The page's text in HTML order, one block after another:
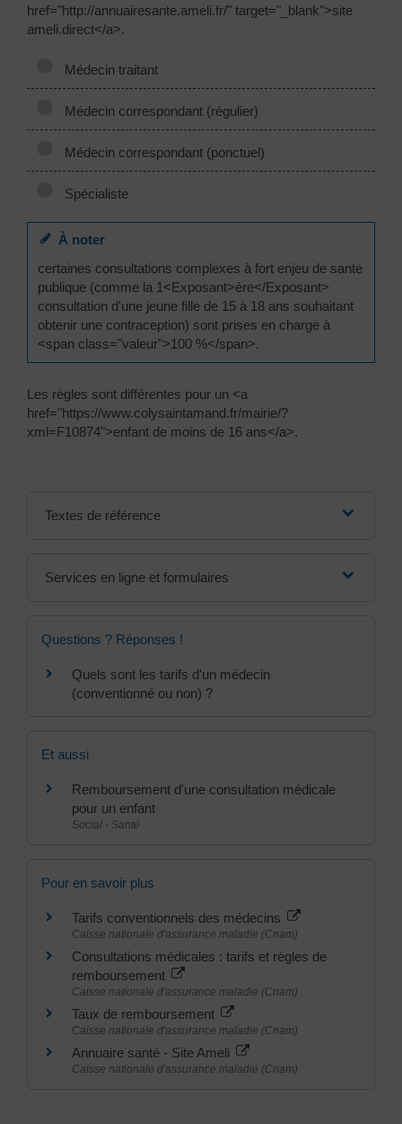
href="http://annuairesante.ameli.fr/" target="_blank">site
ameli.direct</a>.
Médecin traitant
Médecin correspondant (régulier)
Médecin correspondant (ponctuel)
Spécialiste
À noter
certaines consultations complexes à fort enjeu de santé
publique (comme la 1<Exposant>ère</Exposant>
consultation d'une jeune fille de 15 à 18 ans souhaitant
obtenir une contraception) sont prises en charge à
<span class="valeur">100 %</span>.
Les règles sont différentes pour un <a
href="https://www.colysaintamand.fr/mairie/?
xml=F10874">enfant de moins de 16 ans</a>.
Textes de référence
Services en ligne et formulaires
Questions ? Réponses !
Quels sont les tarifs d'un médecin
(conventionné ou non) ?
Et aussi
Remboursement d'une consultation médicale
pour un enfant
Social - Santé
Pour en savoir plus
Tarifs conventionnels des médecins
Caisse nationale d'assurance maladie (Cnam)
Consultations médicales : tarifs et règles de
remboursement
Caisse nationale d'assurance maladie (Cnam)
Taux de remboursement
Caisse nationale d'assurance maladie (Cnam)
Annuaire santé - Site Ameli
Caisse nationale d'assurance maladie (Cnam)